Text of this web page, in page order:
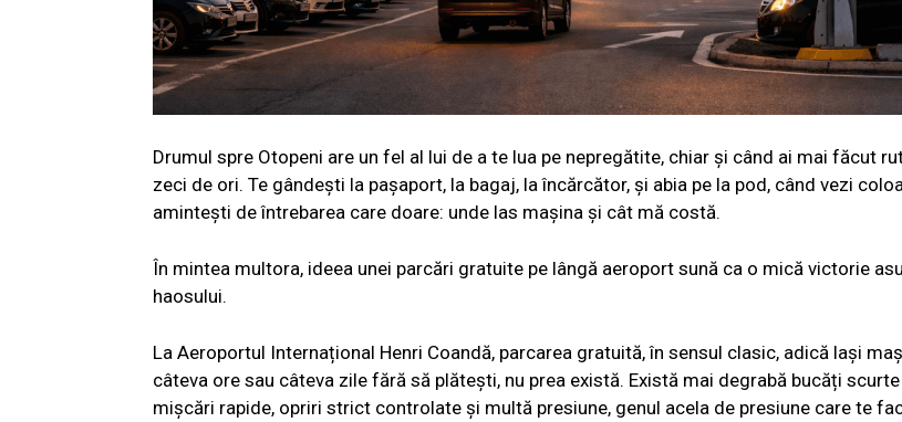
Drumul spre Otopeni are un fel al lui de a te lua pe nepregătite, chiar și când ai mai făcut
zeci de ori. Te gândești la pașaport, la bagaj, la încărcător, și abia pe la pod, când vezi
amintești de întrebarea care doare: unde las mașina și cât mă costă.
În mintea multora, ideea unei parcări gratuite pe lângă aeroport sună ca o mică victorie
haosului.
La Aeroportul Internațional Henri Coandă, parcarea gratuită, în sensul clasic, adică lași
câteva ore sau câteva zile fără să plătești, nu prea există. Există mai degrabă bucăți
mișcări rapide, opriri strict controlate și multă presiune, genul acela de presiune care te